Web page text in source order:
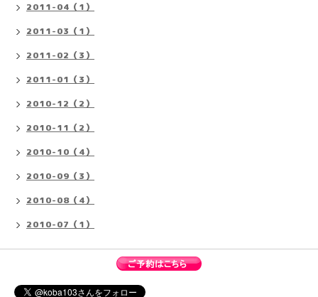
2011-04（1）
2011-03（1）
2011-02（3）
2011-01（3）
2010-12（2）
2010-11（2）
2010-10（4）
2010-09（3）
2010-08（4）
2010-07（1）